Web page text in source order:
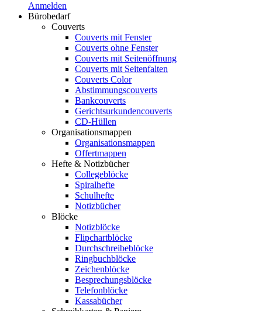
Anmelden
Bürobedarf
Couverts
Couverts mit Fenster
Couverts ohne Fenster
Couverts mit Seitenöffnung
Couverts mit Seitenfalten
Couverts Color
Abstimmungscouverts
Bankcouverts
Gerichtsurkundencouverts
CD-Hüllen
Organisationsmappen
Organisationsmappen
Offertmappen
Hefte & Notizbücher
Collegeblöcke
Spiralhefte
Schulhefte
Notizbücher
Blöcke
Notizblöcke
Flipchartblöcke
Durchschreibeblöcke
Ringbuchblöcke
Zeichenblöcke
Besprechungsblöcke
Telefonblöcke
Kassabücher